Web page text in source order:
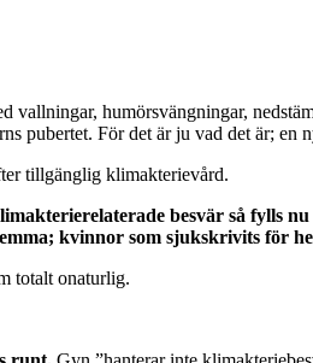
vallningar, humörsvängningar,
pubertet. För det är ju vad det är;
tillgänglig klimakterievård.
besvär så fylls
kvinnor som sjukskrivits för
totalt onaturlig.